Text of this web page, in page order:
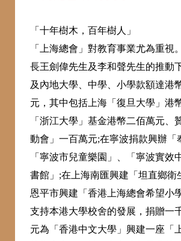
「十年樹木，百年樹人」
「上海總會」對教育事業尤為重視
長王劍偉先生及李和聲先生的推動
及內地大學、中學、小學款額達港
元，其中包括上海「復旦大學」港
「浙江大學」基金港幣二佰萬元、
動會」一百萬元;在寧波捐款興辦「
「寧波市兒童樂園」、「寧波實效
書館」;在上海南匯興建「坦直鄉衛
恩平市興建「香港上海總會希望小
支持本港大學校舍的發展，捐贈一
元為「香港中文大學」興建一座「